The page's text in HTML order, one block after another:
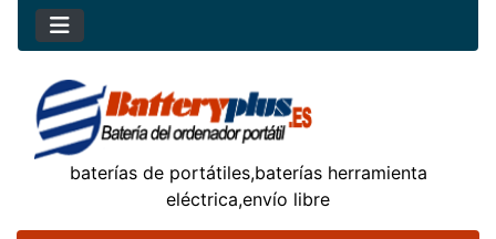
baterías de portátiles,baterías herramienta
eléctrica,envío libre